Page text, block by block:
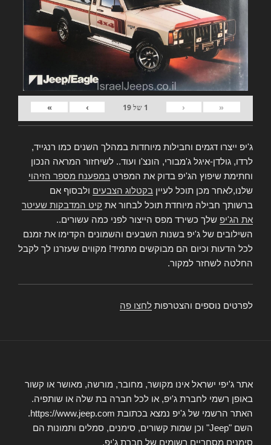
«
‹
1 של19
›
»
ג'יפ ייצרו דגמים וחבילות מיוחדות במהלך השנים כמו רנגייד,
לרדו, גולדן-איגל ג'מבורי, הונצ'ו ועוד.. לשיחזור המראה הנכון
וחתימת שיפוץ הג'יפ בדוק את המפרט במפענח מספר הזיהוי
שלנו,לאחר מכן תוכל לעיין בקטלוג הצבעים ולבסוף אם
ברשותך חבילה מיוחדת תוכל לבחור את קיט המדבקות שעיטר
את הג'יפ שלך כשירד מפס הייצור לפני כמה עשורים..
השילובים של ג'יפ בשנות השבעים והשמונים הקדימו את זמנם
לכל הדעות וכיום הם מבוקשים מתמיד! מקווים שעזרנו לך לקבל
החלטה לשחזר למקור.
לפרטים נוספים והצטרפות לחצו פה
אתר ג'יפי ישראל אינו מקושר, מחובר, מורשה, מאושר או קשור
באופן רשמי לחברת ג'יפ, או לכל חברה בת שלה או שותפיה.
האתר הרשמי של ג'יפ נמצא בכתובת https://www.jeep.com.
השם "Jeep" וכן שמות קשורים, סימנים, סמלים ותמונות הם
סימנים מסחריים רשומים של חברת ג'יפ.